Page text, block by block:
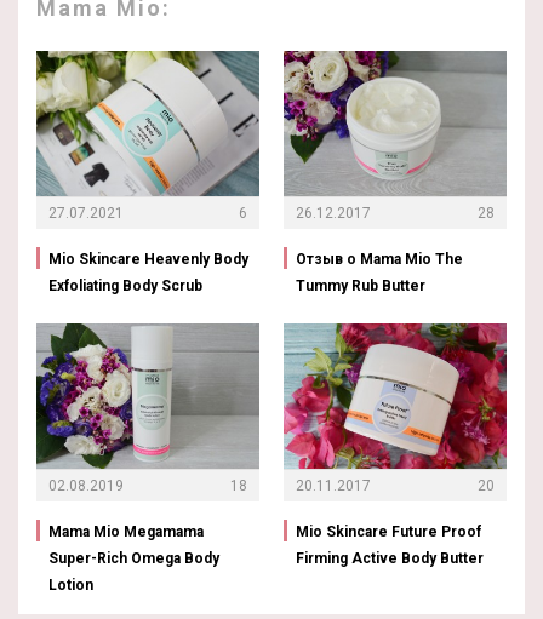
Mama Mio:
27.07.2021 6
Mio Skincare Heavenly Body
Exfoliating Body Scrub
02.08.2019 18
Mama Mio Megamama
Super-Rich Omega Body
Lotion
26.12.2017 28
Отзыв о Mama Mio The
Tummy Rub Butter
20.11.2017 20
Mio Skincare Future Proof
Firming Active Body Butter